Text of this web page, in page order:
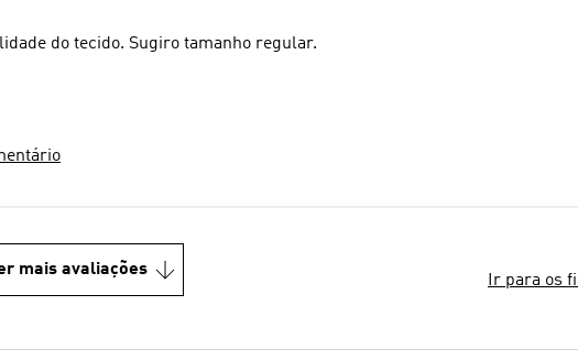
do tecido. Sugiro tamanho regular.
mais avaliações
Ir para os